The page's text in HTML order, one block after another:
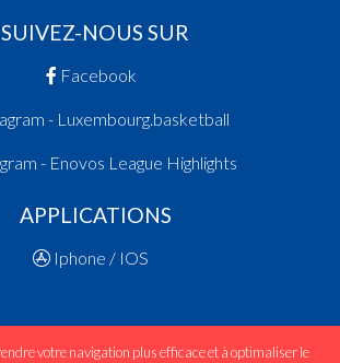
SUIVEZ-NOUS SUR
Facebook
- Luxembourg.basketball
- Enovos League Highlights
APPLICATIONS
Iphone / IOS
votre navigation plus efficace et à optimaliser le